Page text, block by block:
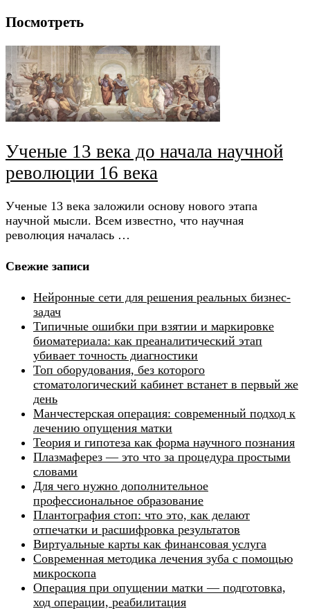
Посмотреть
Ученые 13 века до начала научной
революции 16 века
Ученые 13 века заложили основу нового этапа
научной мысли. Всем известно, что научная
революция началась …
Свежие записи
Нейронные сети для решения реальных бизнес-
задач
Типичные ошибки при взятии и маркировке
биоматериала: как преаналитический этап
убивает точность диагностики
Топ оборудования, без которого
стоматологический кабинет встанет в первый же
день
Манчестерская операция: современный подход к
лечению опущения матки
Теория и гипотеза как форма научного познания
Плазмаферез — это что за процедура простыми
словами
Для чего нужно дополнительное
профессиональное образование
Плантография стоп: что это, как делают
отпечатки и расшифровка результатов
Виртуальные карты как финансовая услуга
Современная методика лечения зуба с помощью
микроскопа
Операция при опущении матки — подготовка,
ход операции, реабилитация